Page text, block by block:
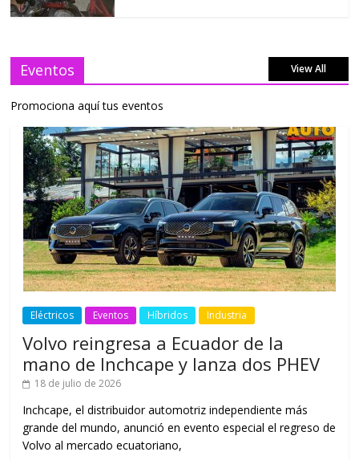
Eventos View All
Promociona aquí tus eventos
Eléctricos Eventos Híbridos Industria
Volvo reingresa a Ecuador de la
mano de Inchcape y lanza dos PHEV
18 de julio de 2026
Inchcape, el distribuidor automotriz independiente más
grande del mundo, anunció en evento especial el regreso de
Volvo al mercado ecuatoriano,